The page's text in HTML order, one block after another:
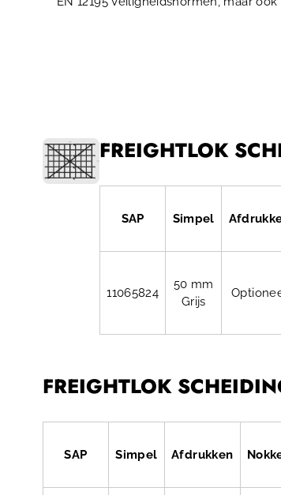
FREIGHTLOK
SAP Simpel
11065824
50 mm
Grijs
FREIGHTLOK
SAP Simpel Afdrukken